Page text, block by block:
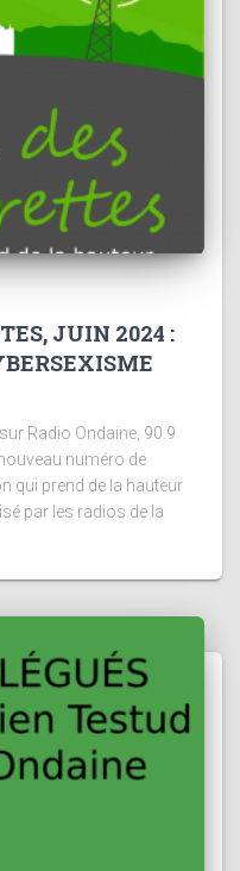
JUIN 2024 :
Radio Ondaine, 90.9
numéro de
qui prend de la hauteur
par les radios de la